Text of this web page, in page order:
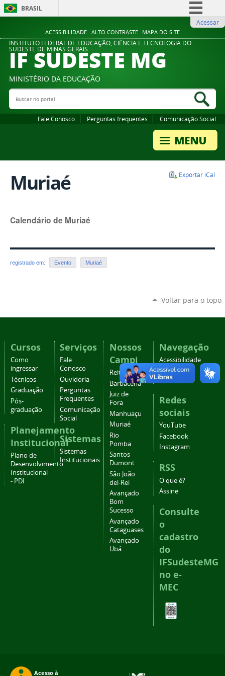
ACESSIBILIDADE ALTO CONTRASTE MAPA DO SITE
BRASIL
Comunica BR
Participe
Legislação
Acessar
INSTITUTO FEDERAL DE EDUCAÇÃO, CIÊNCIA E TECNOLOGIA DO
SUDESTE DE MINAS GERAIS
IF SUDESTE MG
MINISTÉRIO DA EDUCAÇÃO
Buscar no portal
Fale Conosco Perguntas frequentes Comunicação Social
Exportar iCal
Muriaé
Calendário de Muriaé
registrado em: Evento Muriaé
Voltar para o topo
Cursos
Como
ingressar
Técnicos
Graduação
Pós-
graduação
Planejamento
Institucional
Plano de
Desenvolvimento
Institucional
- PDI
Serviços
Fale
Conosco
Ouvidoria
Perguntas
Frequentes
Comunicação
Social
Sistemas
Sistemas
Institucionais
Nossos
Campi
Reitoria
Barbacena
Juiz de
Fora
Manhuaçu
Muriaé
Rio
Pomba
Santos
Dumont
São João
del-Rei
Avançado
Bom
Sucesso
Avançado
Cataguases
Avançado
Ubá
Navegação
Acessibilidade
Mapa do
site
Redes
sociais
YouTube
Facebook
Instagram
RSS
O que é?
Assine
Consulte
o
cadastro
do
IFSudesteMG
no e-
MEC